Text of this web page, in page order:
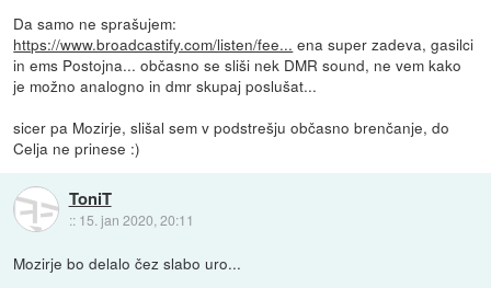
Da samo ne sprašujem:
https://www.broadcastify.com/listen/fee... ena super zadeva, gasilci
in ems Postojna... občasno se sliši nek DMR sound, ne vem kako
je možno analogno in dmr skupaj poslušat...
sicer pa Mozirje, slišal sem v podstrešju občasno brenčanje, do
Celja ne prinese :)
ToniT
:: 15. jan 2020, 20:11
Mozirje bo delalo čez slabo uro...